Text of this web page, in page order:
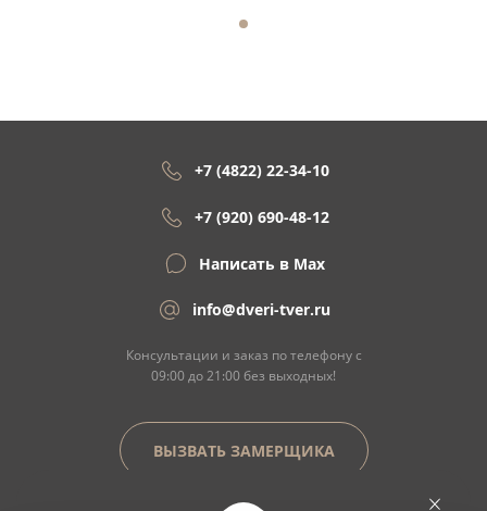
+7 (4822) 22-34-10
+7 (920) 690-48-12
Написать в Max
info@dveri-tver.ru
Консультации и заказ по телефону с
09:00 до 21:00 без выходных!
ВЫЗВАТЬ ЗАМЕРЩИКА